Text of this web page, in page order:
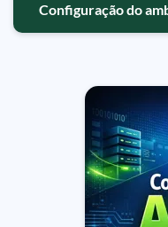
Configuração do